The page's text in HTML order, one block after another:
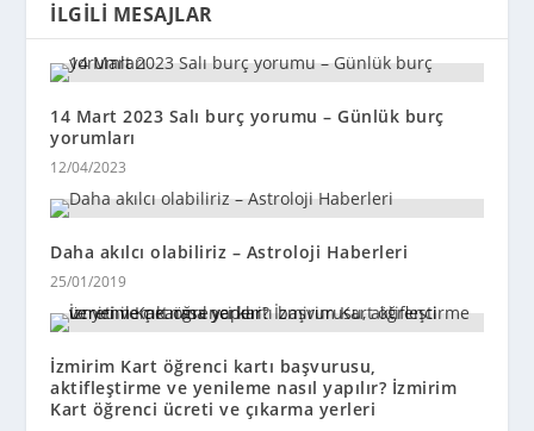
İLGILI MESAJLAR
14 Mart 2023 Salı burç yorumu – Günlük burç
yorumları
12/04/2023
Daha akılcı olabiliriz – Astroloji Haberleri
25/01/2019
İzmirim Kart öğrenci kartı başvurusu,
aktifleştirme ve yenileme nasıl yapılır? İzmirim
Kart öğrenci ücreti ve çıkarma yerleri